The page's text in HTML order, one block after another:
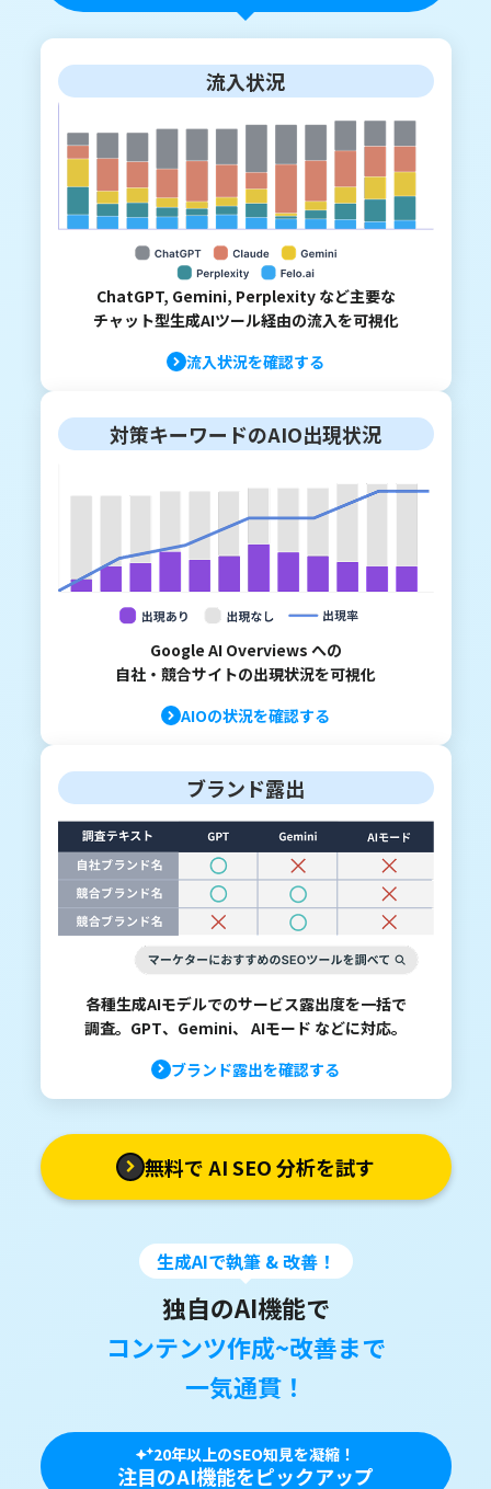
流入状況
ChatGPT, Gemini, Perplexity など主要な
チャット型生成AIツール経由の流入を可視化
流入状況を確認する
対策キーワードのAIO出現状況
Google AI Overviews への
自社・競合サイトの出現状況を可視化
AIOの状況を確認する
ブランド露出
各種生成AIモデルでのサービス露出度を一括で
調査。GPT、Gemini、 AIモード などに対応。
ブランド露出を確認する
無料で AI SEO 分析を試す
生成AIで執筆 & 改善！
独自のAI機能で
コンテンツ作成~改善まで
一気通貫！
20年以上のSEO知見を凝縮！
注目のAI機能をピックアップ